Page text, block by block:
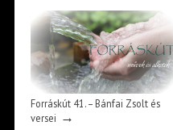
Forráskút 41. – Bánfai Zsolt és
versei →